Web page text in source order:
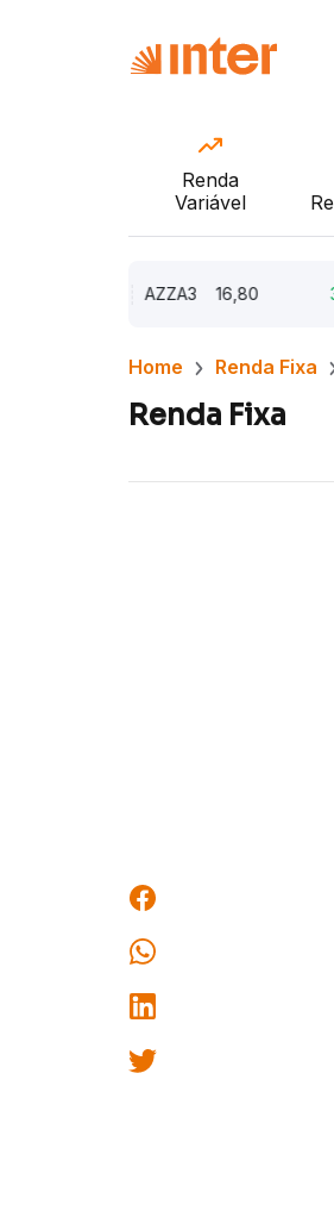
Renda
Variável
AZZA3 16,80 3,77%
Home Renda Fixa
Renda Fixa